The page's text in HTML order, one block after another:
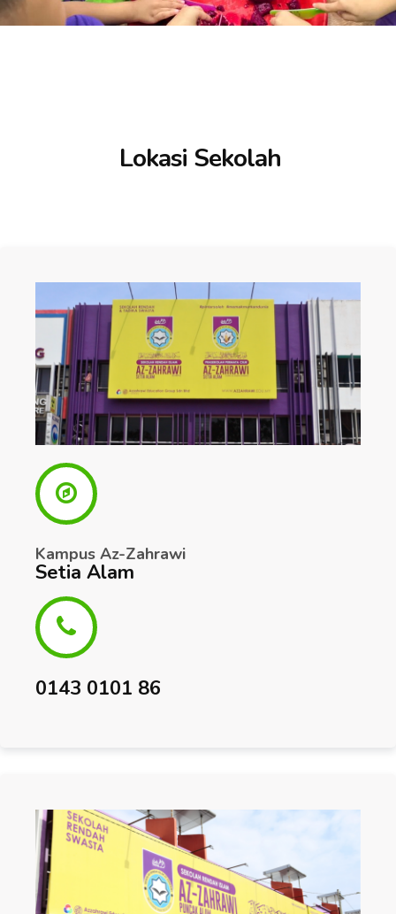
Lokasi Sekolah
Kampus Az-Zahrawi
Setia Alam
0143 0101 86